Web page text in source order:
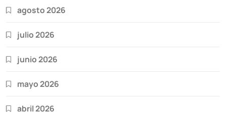
agosto 2026
julio 2026
junio 2026
mayo 2026
abril 2026